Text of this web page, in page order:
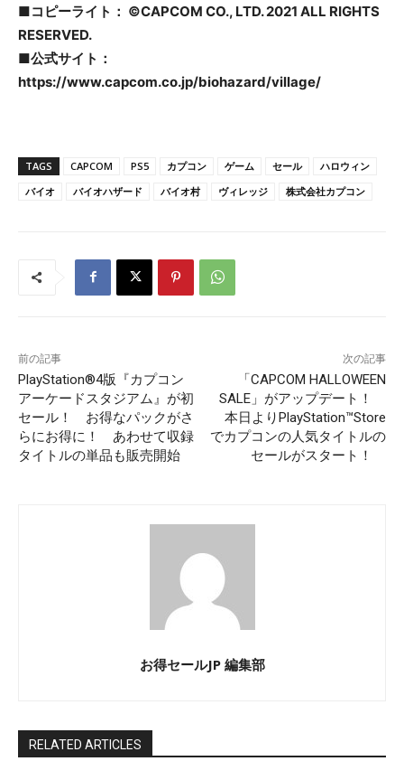
■コピーライト： ©CAPCOM CO., LTD. 2021 ALL RIGHTS
RESERVED.
■公式サイト：
https://www.capcom.co.jp/biohazard/village/
TAGS CAPCOM PS5 カプコン ゲーム セール
ハロウィン
バイオ
バイオハザード バイオ村 ヴィレッジ 株式会社カプコン
前の記事
PlayStation®4版『カプコン
アーケードスタジアム』が初
セール！ お得なパックがさ
らにお得に！ あわせて収録
タイトルの単品も販売開始
次の記事
「CAPCOM HALLOWEEN
SALE」がアップデート！
本日よりPlayStation™Store
でカプコンの人気タイトルの
セールがスタート！
お得セールJP 編集部
RELATED ARTICLES